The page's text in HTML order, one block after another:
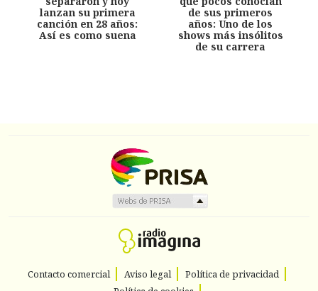
lanzan su primera
canción en 28 años:
Así es como suena
de sus primeros
años: Uno de los
shows más insólitos
de su carrera
Contacto comercial Aviso legal
Política de privacidad